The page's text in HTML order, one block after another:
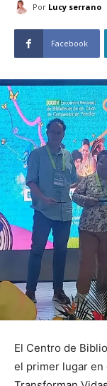
Por Lucy serrano
Facebook
El Centro de
el primer lugar en